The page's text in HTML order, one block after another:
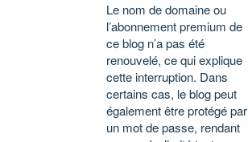
Le nom de domaine ou
l’abonnement premium de
ce blog n’a pas été
renouvelé, ce qui explique
cette interruption. Dans
certains cas, le blog peut
également être protégé par
un mot de passe, rendant